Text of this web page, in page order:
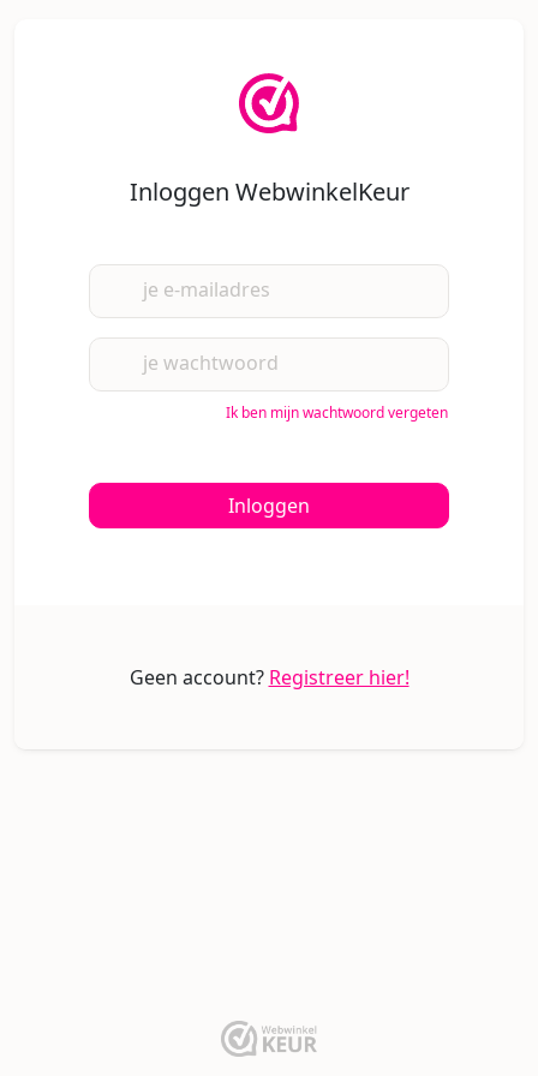
Inloggen WebwinkelKeur
je e-mailadres
je wachtwoord
Ik ben mijn wachtwoord vergeten
Inloggen
Geen account? Registreer hier!